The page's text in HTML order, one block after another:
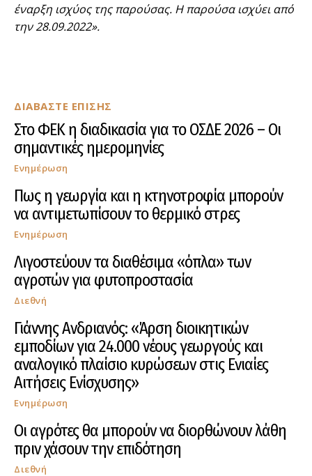
ΔΙΑΒΑΣΤΕ ΕΠΙΣΗΣ
Στο ΦΕΚ η διαδικασία για το ΟΣΔΕ 2026 – Οι
σημαντικές ημερομηνίες
Ενημέρωση
Πως η γεωργία και η κτηνοτροφία μπορούν
να αντιμετωπίσουν το θερμικό στρες
Ενημέρωση
Λιγοστεύουν τα διαθέσιμα «όπλα» των
αγροτών για φυτοπροστασία
Διεθνή
Γιάννης Ανδριανός: «Άρση διοικητικών
εμποδίων για 24.000 νέους γεωργούς και
αναλογικό πλαίσιο κυρώσεων στις Ενιαίες
Αιτήσεις Ενίσχυσης»
Ενημέρωση
Οι αγρότες θα μπορούν να διορθώνουν λάθη
πριν χάσουν την επιδότηση
Διεθνή
έναρξη ισχύος της παρούσας. Η παρούσα ισχύει από
την 28.09.2022».